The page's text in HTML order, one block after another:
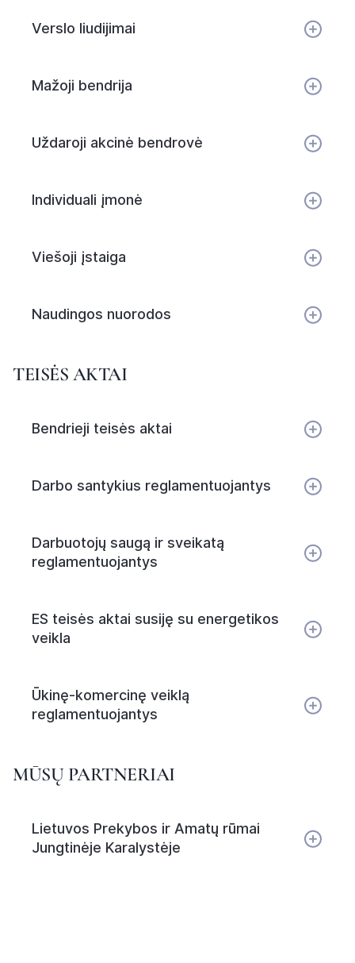
Verslo liudijimai
Mažoji bendrija
Uždaroji akcinė bendrovė
Individuali įmonė
Viešoji įstaiga
Naudingos nuorodos
TEISĖS AKTAI
Bendrieji teisės aktai
Darbo santykius reglamentuojantys
Darbuotojų saugą ir sveikatą
reglamentuojantys
ES teisės aktai susiję su energetikos
veikla
Ūkinę-komercinę veiklą
reglamentuojantys
MŪSŲ PARTNERIAI
Lietuvos Prekybos ir Amatų rūmai
Jungtinėje Karalystėje